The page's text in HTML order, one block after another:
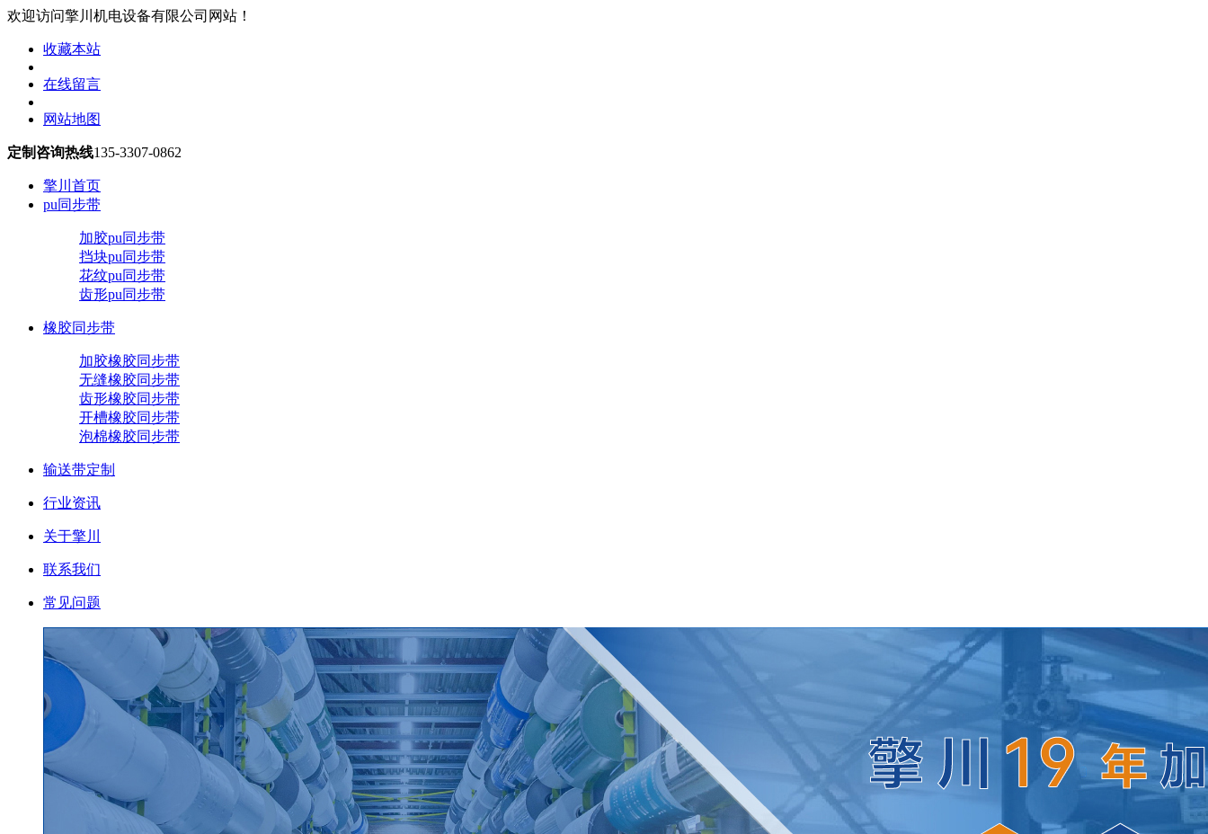
欢迎访问擎川机电设备有限公司网站！
收藏本站
在线留言
网站地图
定制咨询热线135-3307-0862
擎川首页
pu同步带
加胶pu同步带
挡块pu同步带
花纹pu同步带
齿形pu同步带
橡胶同步带
加胶橡胶同步带
无缝橡胶同步带
齿形橡胶同步带
开槽橡胶同步带
泡棉橡胶同步带
输送带定制
行业资讯
关于擎川
联系我们
常见问题